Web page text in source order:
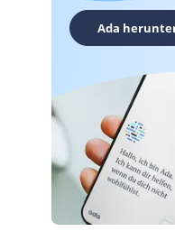
Ada